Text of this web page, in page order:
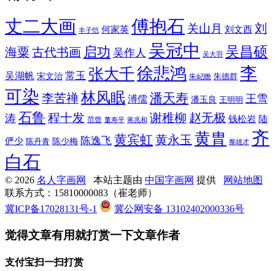
丈二大画 丰子恺 何家英 傅抱石 关山月 刘文西 刘
海粟 古代书画 启功 吴作人 吴冠中 吴大羽 吴昌硕
吴湖帆 宋文治 常玉 张大千徐悲鸿 朱屺瞻 朱德群 李
可染 李苦禅林风眠 溥儒 潘天寿 潘玉良 王明明 王雪
涛 石鲁 程十发 范曾 董寿平 蒋兆和 谢稚柳 赵无极 钱松岩 陆
俨少 陈丹青 陈少梅 陈逸飞 黄宾虹 黄永玉 黄胄 黎雄才 齐
白石
© 2026 名人字画网 本站主题由 中国字画网 提供
网站地图
联系方式：15810000083（崔老师）
冀ICP备17028131号-1
冀公网安备 13102402000336号
觉得文章有用就打赏一下文章作者
支付宝扫一扫打赏